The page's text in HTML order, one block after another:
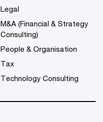
Legal
M&A (Financial & Strategy
Consulting)
People & Organisation
Tax
Technology Consulting